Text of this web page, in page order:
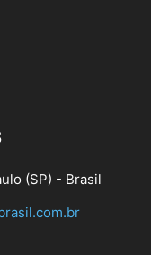
(SP) - Brasil